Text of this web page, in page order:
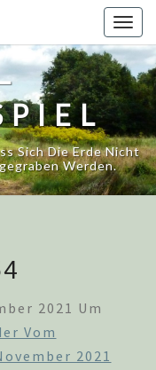
Sich Die Erde Nicht
Werden.
2021 Um
Vom
2021